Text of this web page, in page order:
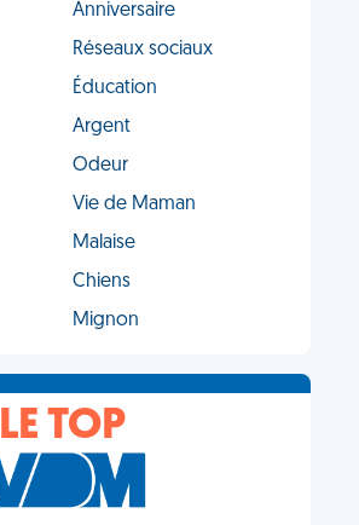
Anniversaire
Réseaux sociaux
Éducation
Argent
Odeur
Vie de Maman
Malaise
Chiens
Mignon
LE TOP